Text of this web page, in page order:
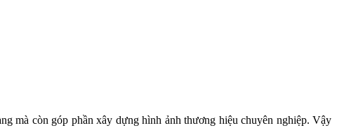
mà còn góp phần xây dựng hình ảnh thương hiệu chuyên nghiệp. Vậy